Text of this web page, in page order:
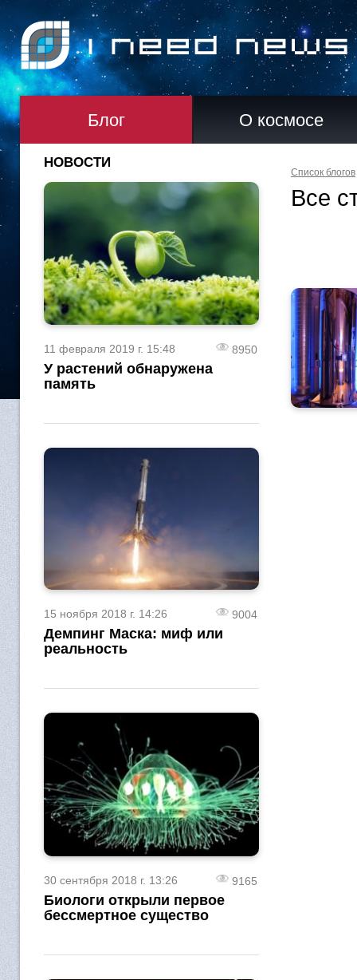
Блог О космосе
НОВОСТИ
11 февраля 2019 г. 15:48 8950
У растений обнаружена
память
15 ноября 2018 г. 14:26 9004
Демпинг Маска: миф или
реальность
30 сентября 2018 г. 13:26 9165
Биологи открыли первое
бессмертное существо
Список блогов
Все